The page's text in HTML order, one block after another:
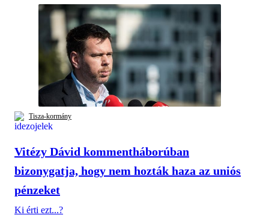
Tisza-kormány
Vitézy Dávid kommentháborúban
bizonygatja, hogy nem hozták haza az uniós
pénzeket
Ki érti ezt...?